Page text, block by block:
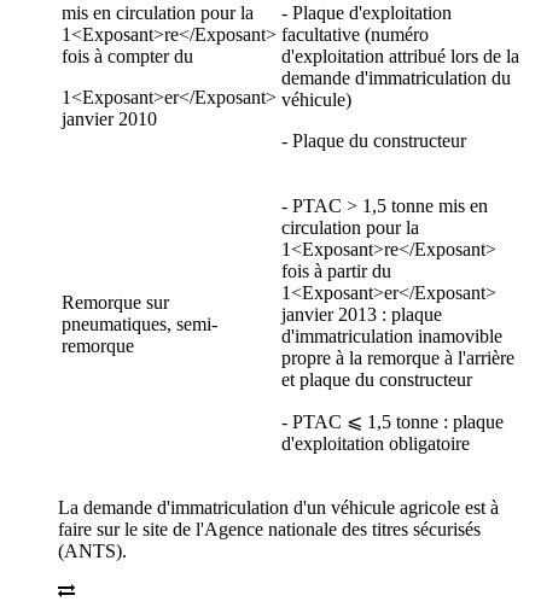
mis en circulation pour la
1<Exposant>re</Exposant>
fois à compter du
1<Exposant>er</Exposant>
janvier 2010
- Plaque d'exploitation
facultative (numéro
d'exploitation attribué lors de la
demande d'immatriculation du
véhicule)
- Plaque du constructeur
Remorque sur
pneumatiques, semi-
remorque
- PTAC > 1,5 tonne mis en
circulation pour la
1<Exposant>re</Exposant>
fois à partir du
1<Exposant>er</Exposant>
janvier 2013 : plaque
d'immatriculation inamovible
propre à la remorque à l'arrière
et plaque du constructeur
- PTAC ⩽ 1,5 tonne : plaque
d'exploitation obligatoire
La demande d'immatriculation d'un véhicule agricole est à
faire sur le site de l'Agence nationale des titres sécurisés
(ANTS).